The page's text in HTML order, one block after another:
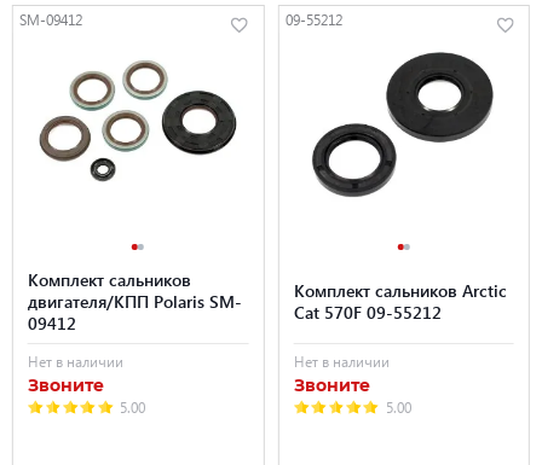
SM-09412
Комплект сальников
двигателя/КПП Polaris SM-
09412
Нет в наличии
Звоните
5.00
09-55212
Комплект сальников Arctic
Cat 570F 09-55212
Нет в наличии
Звоните
5.00